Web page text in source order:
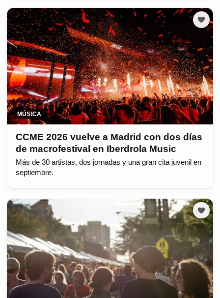
MÚSICA
CCME 2026 vuelve a Madrid con dos días
de macrofestival en Iberdrola Music
Más de 30 artistas, dos jornadas y una gran cita juvenil en
septiembre.